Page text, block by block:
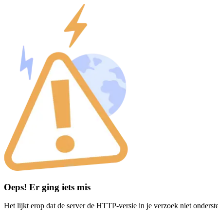
Oeps! Er ging iets mis
Het lijkt erop dat de server de HTTP-versie in je verzoek niet